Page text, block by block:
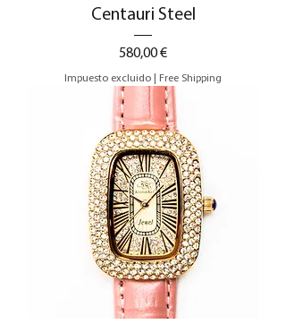
Centauri Steel
Precio
580,00 €
Impuesto excluido Free Shipping